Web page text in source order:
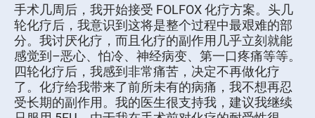
手术几周后，我开始接受 FOLFOX 化疗方案。头几
轮化疗后，我意识到这将是整个过程中最艰难的部
分。我讨厌化疗，而且化疗的副作用几乎立刻就能
感觉到–恶心、怕冷、神经病变、第一口疼痛等等。
四轮化疗后，我感到非常痛苦，决定不再做化疗
了。化疗给我带来了前所未有的病痛，我不想再忍
受长期的副作用。我的医生很支持我，建议我继续